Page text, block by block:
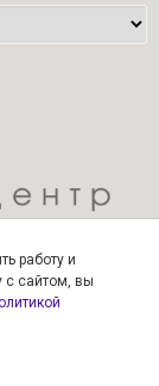
работу и
с сайтом, вы